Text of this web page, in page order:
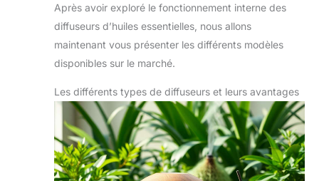
Après avoir exploré le fonctionnement interne des
diffuseurs d’huiles essentielles, nous allons
maintenant vous présenter les différents modèles
disponibles sur le marché.
Les différents types de diffuseurs et leurs avantages